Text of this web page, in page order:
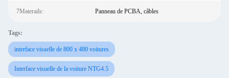
7Materails: Panneau de PCBA, câbles
Tags:
interface visuelle de 800 x 480 voitures
Interface visuelle de la voiture NTG4.5